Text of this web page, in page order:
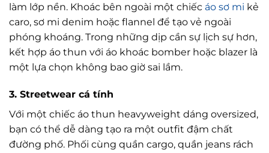
làm lớp nền. Khoác bên ngoài một chiếc áo sơ mi kẻ
caro, sơ mi denim hoặc flannel để tạo vẻ ngoài
phóng khoáng. Trong những dịp cần sự lịch sự hơn,
kết hợp áo thun với áo khoác bomber hoặc blazer là
một lựa chọn không bao giờ sai lầm.
3. Streetwear cá tính
Với một chiếc áo thun heavyweight dáng oversized,
bạn có thể dễ dàng tạo ra một outfit đậm chất
đường phố. Phối cùng quần cargo, quần jeans rách